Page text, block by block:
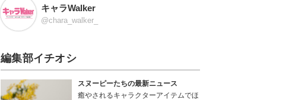
キャラWalker
@chara_walker_
編集部イチオシ
スヌーピーたちの最新ニュース
癒やされるキャラクターアイテムでほ